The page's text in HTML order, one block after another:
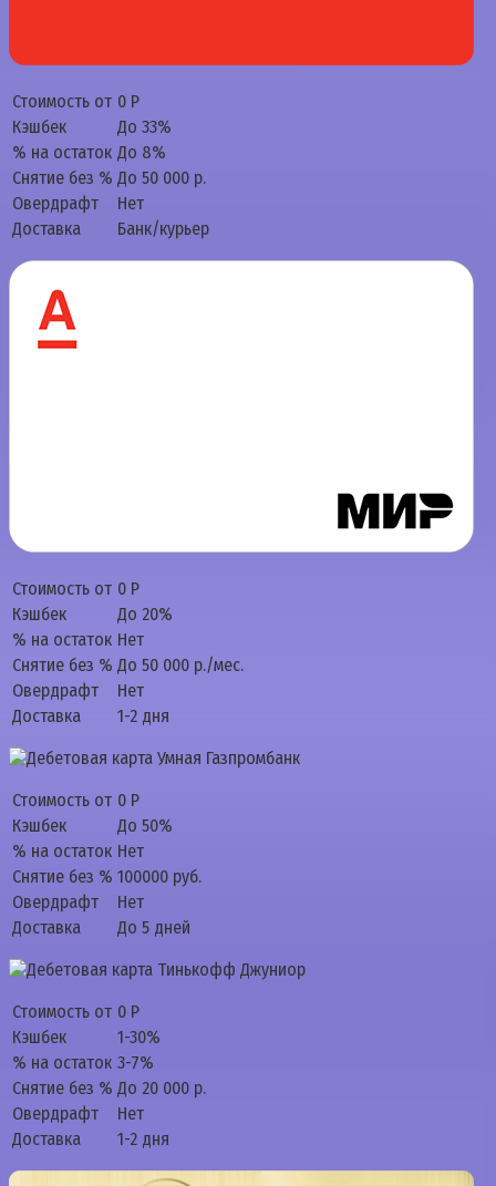
Стоимость от 0 Р
Кэшбек
До 33%
% на остаток До 8%
Снятие без % До 50 000 р.
Овердрафт
Нет
Доставка
Банк/курьер
Стоимость от 0 Р
Кэшбек
До 20%
% на остаток Нет
Снятие без % До 50 000 р./мес.
Овердрафт
Нет
Доставка
1-2 дня
Стоимость от 0 Р
Кэшбек
До 50%
% на остаток Нет
Снятие без % 100000 руб.
Овердрафт
Нет
Доставка
До 5 дней
Стоимость от 0 Р
Кэшбек
1-30%
% на остаток 3-7%
Снятие без % До 20 000 р.
Овердрафт
Нет
Доставка
1-2 дня